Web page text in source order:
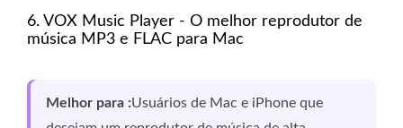
6. VOX Music Player - O melhor reprodutor de
música MP3 e FLAC para Mac
Melhor para :Usuários de Mac e iPhone que